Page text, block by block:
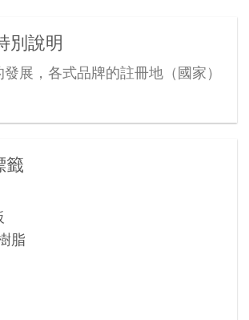
別說明
展，各式品牌的註冊地（國家）
籤
脂